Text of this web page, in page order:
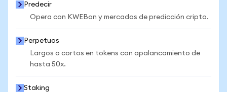
Predecir
Opera con KWEBon y mercados de predicción cripto.
Perpetuos
Largos o cortos en tokens con apalancamiento de
hasta 50x.
Staking